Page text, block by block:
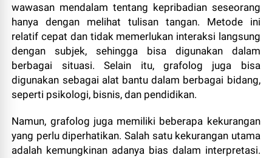
wawasan mendalam tentang kepribadian seseorang
hanya dengan melihat tulisan tangan. Metode ini
relatif cepat dan tidak memerlukan interaksi langsung
dengan subjek, sehingga bisa digunakan dalam
berbagai situasi. Selain itu, grafolog juga bisa
digunakan sebagai alat bantu dalam berbagai bidang,
seperti psikologi, bisnis, dan pendidikan.
Namun, grafolog juga memiliki beberapa kekurangan
yang perlu diperhatikan. Salah satu kekurangan utama
adalah kemungkinan adanya bias dalam interpretasi.